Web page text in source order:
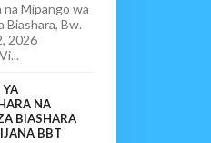
na Mipango wa
Biashara, Bw.
2026
YA
NA
BIASHARA
BBT